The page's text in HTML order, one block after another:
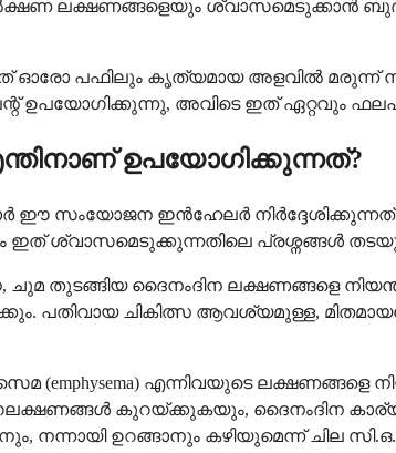
ലക്ഷണങ്ങളെയും ശ്വാസമെടുക്കാൻ
പഫിലും കൃത്യമായ അളവിൽ മരുന്ന്
അവിടെ ഇത് ഏറ്റവും
ഉപയോഗിക്കുന്നത്?
ഈ സംയോജന ഇൻഹേലർ
ഇത് ശ്വാസമെടുക്കുന്നതിലെ പ്രശ്നങ്ങൾ
തുടങ്ങിയ ദൈനംദിന ലക്ഷണങ്ങളെ
പതിവായ ചികിത്സ ആവശ്യമുള്ള,
എന്നിവയുടെ ലക്ഷണങ്ങളെ
കുറയ്ക്കുകയും, ദൈനംദിന
ഉറങ്ങാനും കഴിയുമെന്ന് ചില